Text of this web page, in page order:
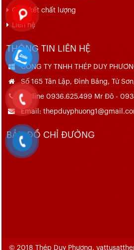
Cam kết chất lượng
Liên hệ
THÔNG TIN LIÊN HỆ
CÔNG TY TNHH THÉP DUY
Số 165 Tân Lập, Đình Bảng, Từ
Hotline 0936.625.499 Mr Đô -
Email:
BẢN ĐỒ CHỈ ĐƯỜNG
© 2018 Thép Duy Phương.